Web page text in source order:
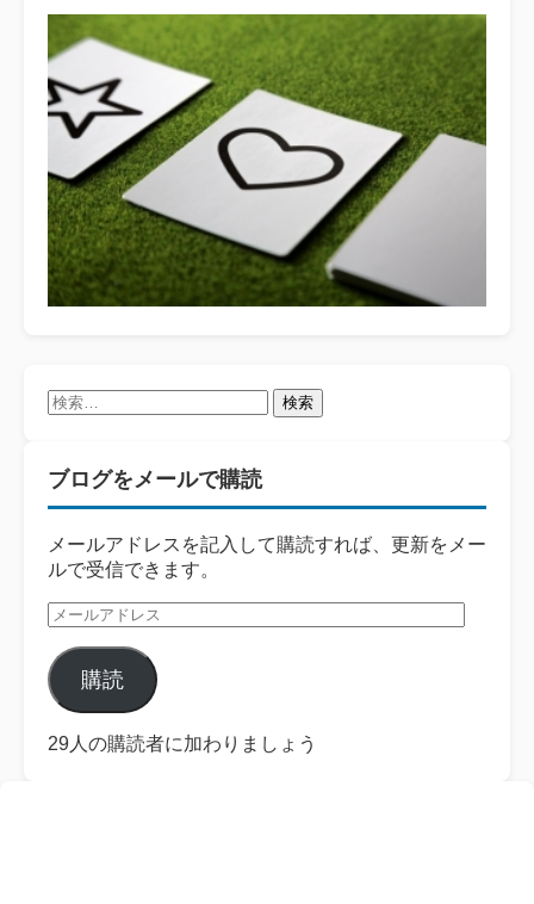
検
ブログをメールで購読
メールアドレスを記入して購読すれば、更新をメー
ルで受信できます。
メ
ル
ア
ド
レ
購読
29人の購読者に加わりましょう